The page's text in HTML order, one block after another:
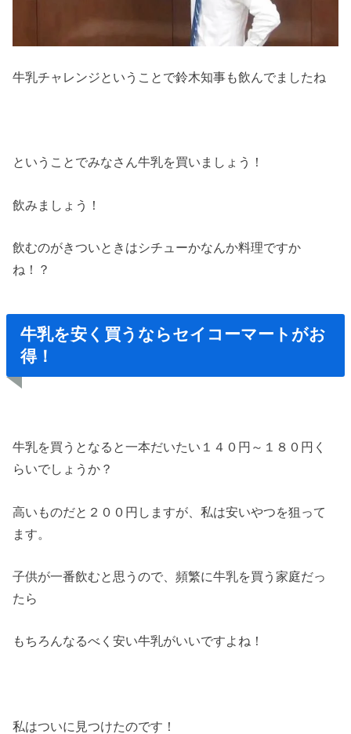
牛乳チャレンジということで鈴木知事も飲んでましたね
ということでみなさん牛乳を買いましょう！
飲みましょう！
飲むのがきついときはシチューかなんか料理ですか
ね！？
牛乳を安く買うならセイコーマートがお
得！
牛乳を買うとなると一本だいたい１４０円～１８０円く
らいでしょうか？
高いものだと２００円しますが、私は安いやつを狙って
ます。
子供が一番飲むと思うので、頻繁に牛乳を買う家庭だっ
たら
もちろんなるべく安い牛乳がいいですよね！
私はついに見つけたのです！